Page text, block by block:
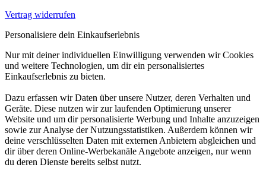
Vertrag widerrufen
Personalisiere dein Einkaufserlebnis
Nur mit deiner individuellen Einwilligung verwenden wir Cookies
und weitere Technologien, um dir ein personalisiertes
Einkaufserlebnis zu bieten.
Dazu erfassen wir Daten über unsere Nutzer, deren Verhalten und
Geräte. Diese nutzen wir zur laufenden Optimierung unserer
Website und um dir personalisierte Werbung und Inhalte anzuzeigen
sowie zur Analyse der Nutzungsstatistiken. Außerdem können wir
deine verschlüsselten Daten mit externen Anbietern abgleichen und
dir über deren Online-Werbekanäle Angebote anzeigen, nur wenn
du deren Dienste bereits selbst nutzt.